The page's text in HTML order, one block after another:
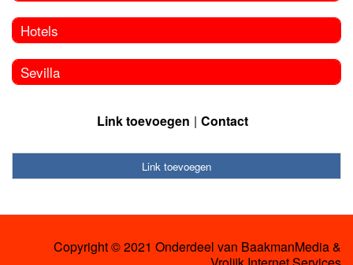
Hotels
Sevilla
Link toevoegen Contact
Link toevoegen
Copyright © 2021 Onderdeel van BaakmanMedia&